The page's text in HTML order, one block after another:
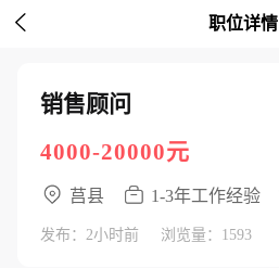
 职位详情
销售顾问
4000-20000元
莒县 1-3年工作经验
发布：2小时前 浏览量：1593